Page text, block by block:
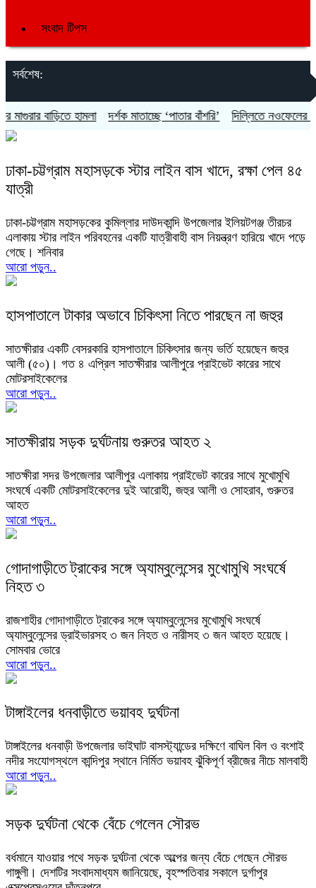
সংবাদ টিপস
সর্বশেষ:
বাড়িতে হামলা দর্শক মাতাচ্ছে ‘পাতার বাঁশরি’ দিল্লিতে নওফেলের
ঢাকা-চট্টগ্রাম মহাসড়কে স্টার লাইন বাস খাদে, রক্ষা পেল ৪৫
যাত্রী
ঢাকা-চট্টগ্রাম মহাসড়কের কুমিল্লার দাউদকান্দি উপজেলার ইলিয়টগঞ্জ তীরচর
এলাকায় স্টার লাইন পরিবহনের একটি যাত্রীবাহী বাস নিয়ন্ত্রণ হারিয়ে খাদে পড়ে
গেছে। শনিবার
আরো পড়ুন..
হাসপাতালে টাকার অভাবে চিকিৎসা নিতে পারছেন না জহুর
সাতক্ষীরার একটি বেসরকারি হাসপাতালে চিকিৎসার জন্য ভর্তি হয়েছেন জহুর
আলী (৫০)। গত ৪ এপ্রিল সাতক্ষীরার আলীপুরে প্রাইভেট কারের সাথে
মোটরসাইকেলের
আরো পড়ুন..
সাতক্ষীরায় সড়ক দুর্ঘটনায় গুরুতর আহত ২
সাতক্ষীরা সদর উপজেলার আলীপুর এলাকায় প্রাইভেট কারের সাথে মুখোমুখি
সংঘর্ষে একটি মোটরসাইকেলের দুই আরোহী, জহুর আলী ও সোহরাব, গুরুতর
আহত
আরো পড়ুন..
গোদাগাড়ীতে ট্রাকের সঙ্গে অ্যাম্বুলেন্সের মুখোমুখি সংঘর্ষে
নিহত ৩
রাজশাহীর গোদাগাড়ীতে ট্রাকের সঙ্গে অ্যাম্বুলেন্সের মুখোমুখি সংঘর্ষে
অ্যাম্বুলেন্সের ড্রাইভারসহ ৩ জন নিহত ও নারীসহ ৩ জন আহত হয়েছে।
সোমবার ভোরে
আরো পড়ুন..
টাঙ্গাইলের ধনবাড়ীতে ভয়াবহ দুর্ঘটনা
টাঙ্গাইলের ধনবাড়ী উপজেলার ভাইঘাট বাসস্ট্যান্ডের দক্ষিণে বাঘিল বিল ও বংশাই
নদীর সংযোগস্থলে কান্দিপুর স্থানে নির্মিত ভয়াবহ ঝুঁকিপূর্ণ ব্রীজের নীচে মালবাহী
আরো পড়ুন..
সড়ক দুর্ঘটনা থেকে বেঁচে গেলেন সৌরভ
বর্ধমানে যাওয়ার পথে সড়ক দুর্ঘটনা থেকে অল্পের জন্য বেঁচে গেছেন সৌরভ
গাঙ্গুলী। দেশটির সংবাদমাধ্যম জানিয়েছে, বৃহস্পতিবার সকালে দুর্গাপুর